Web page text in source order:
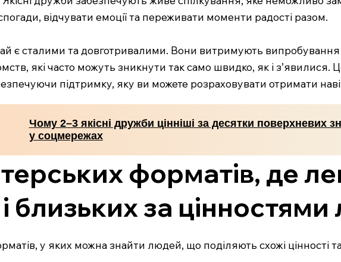
відчувати емоції та переживати моменти радості разом.
є сталими та довготривалими. Вони витримують
які часто можуть зникнути так само швидко, як і з’явилися.
підтримку, яку ви можете розраховувати отримати
Чому 2–3 якісні дружби цінніші за десятки поверхневих
у соцмережах
форматів, де
близьких за
у яких можна знайти людей, що поділяють схожі цінності